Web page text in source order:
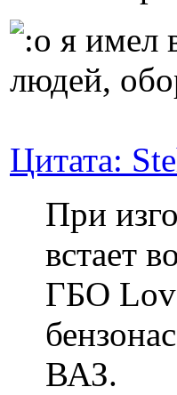
я имел
людей,
Цитата:
При
встает
ГБО
ВАЗ.